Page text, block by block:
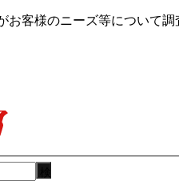
お客様のニーズ等について